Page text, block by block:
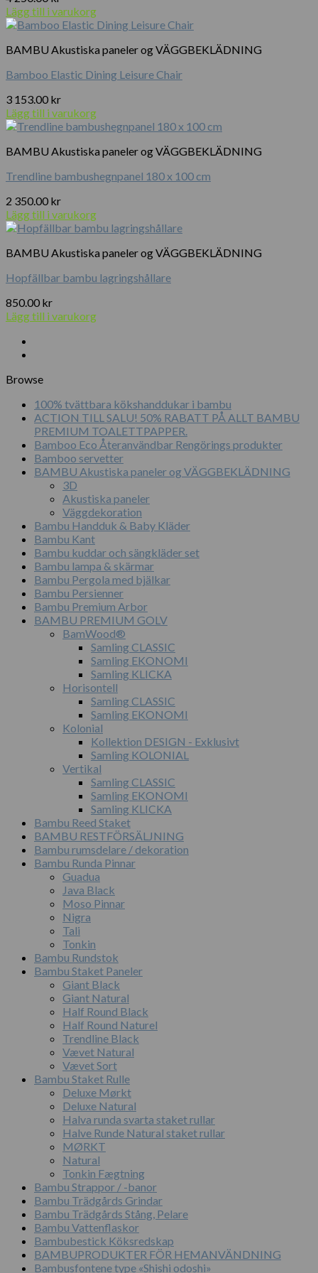
De
olika
alternativen
kan
väljas
på
produktsidan
Lägg till i varukorg
BAMBU Akustiska paneler og VÄGGBEKLÄDNING
Bamboo Elastic Dining Leisure Chair
3 153.00 kr
Lägg till i varukorg
BAMBU Akustiska paneler og VÄGGBEKLÄDNING
Trendline bambushegnpanel 180 x 100 cm
2 350.00 kr
Lägg till i varukorg
BAMBU Akustiska paneler og VÄGGBEKLÄDNING
Hopfällbar bambu lagringshållare
850.00 kr
Lägg till i varukorg
Browse
100% tvättbara kökshanddukar i bambu
ACTION TILL SALU! 50% RABATT PÅ ALLT BAMBU
PREMIUM TOALETTPAPPER.
Bamboo Eco Återanvändbar Rengörings produkter
Bamboo servetter
BAMBU Akustiska paneler og VÄGGBEKLÄDNING
3D
Akustiska paneler
Väggdekoration
Bambu Handduk & Baby Kläder
Bambu Kant
Bambu kuddar och sängkläder set
Bambu lampa & skärmar
Bambu Pergola med bjälkar
Bambu Persienner
Bambu Premium Arbor
BAMBU PREMIUM GOLV
BamWood®
Samling CLASSIC
Samling EKONOMI
Samling KLICKA
Horisontell
Samling CLASSIC
Samling EKONOMI
Kolonial
Kollektion DESIGN - Exklusivt
Samling KOLONIAL
Vertikal
Samling CLASSIC
Samling EKONOMI
Samling KLICKA
Bambu Reed Staket
BAMBU RESTFÖRSÄLJNING
Bambu rumsdelare / dekoration
Bambu Runda Pinnar
Guadua
Java Black
Moso Pinnar
Nigra
Tali
Tonkin
Bambu Rundstok
Bambu Staket Paneler
Giant Black
Giant Natural
Half Round Black
Half Round Naturel
Trendline Black
Vævet Natural
Vævet Sort
Bambu Staket Rulle
Deluxe Mørkt
Deluxe Natural
Halva runda svarta staket rullar
Halve Runde Natural staket rullar
MØRKT
Natural
Tonkin Fægtning
Bambu Strappor / -banor
Bambu Trädgårds Grindar
Bambu Trädgårds Stång, Pelare
Bambu Vattenflaskor
Bambubestick Köksredskap
BAMBUPRODUKTER FÖR HEMANVÄNDNING
Bambusfontene type «Shishi odoshi»